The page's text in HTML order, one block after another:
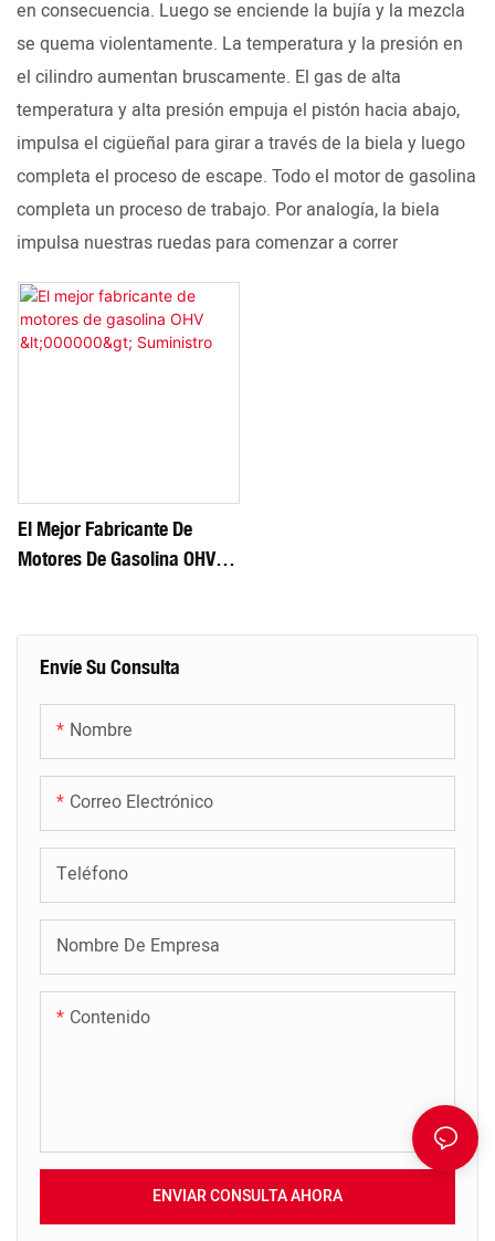
en consecuencia. Luego se enciende la bujía y la mezcla
se quema violentamente. La temperatura y la presión en
el cilindro aumentan bruscamente. El gas de alta
temperatura y alta presión empuja el pistón hacia abajo,
impulsa el cigüeñal para girar a través de la biela y luego
completa el proceso de escape. Todo el motor de gasolina
completa un proceso de trabajo. Por analogía, la biela
impulsa nuestras ruedas para comenzar a correr
Envíe Su Consulta
Nombre
Correo Electrónico
Teléfono
Nombre De Empresa
Contenido
ENVIAR CONSULTA AHORA
El Mejor Fabricante De
Motores De Gasolina OHV